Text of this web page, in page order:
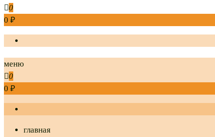
0
0 ₽
меню
0
0 ₽
главная